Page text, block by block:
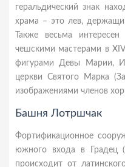
геральдический знак
храма – это лев,
Также весьма
чешскими мастерами в
фигурами Девы Марии,
церкви Святого Марка
изображениями членов
Башня Лотршчак
Фортификационное
южного входа в Градец
происходит от